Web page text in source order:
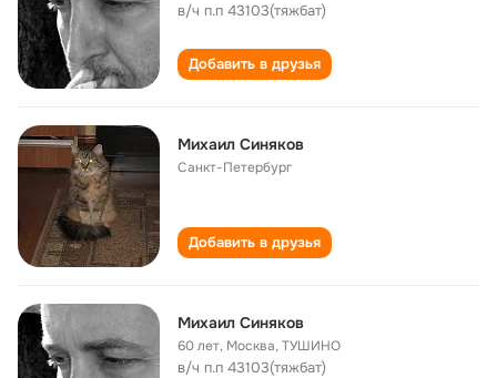
в/ч п.п 43103(тяжбат)
Добавить в друзья
Михаил Синяков
Санкт-Петербург
Добавить в друзья
Михаил Синяков
60 лет, Москва, ТУШИНО
в/ч п.п 43103(тяжбат)